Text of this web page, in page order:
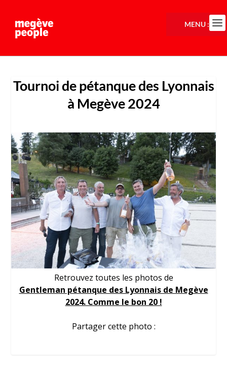
Tournoi de pétanque des Lyonnais
à Megève 2024
Retrouvez toutes les photos de
Gentleman pétanque des Lyonnais de Megève
2024. Comme le bon 20 !
Partager cette photo :
MENU :